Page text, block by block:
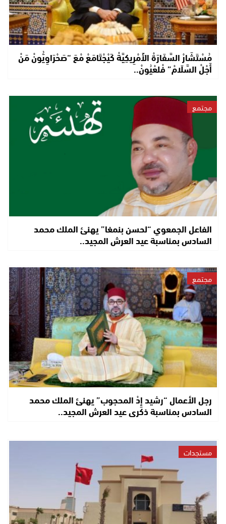
مُسْتَشَارْ السَّفَارَةْ الأَمْرِيكِيَّةْ كَيْجْتَامَعْ مْعَ “صَحْرَاوِيُّونْ مَنْ
أَجْلْ السَّلَامْ” فْلعْيُونْ..
مجتمع
الفاعل الجمعوي “لحسن بنمغا” يهنئ الملك محمد
السادس بمناسبة عيد العرش المجيد..
مجتمع
رجل الأعمال “رشيد إِدْ المحجوب” يهنئ الملك محمد
السادس بمناسبة ذكرى عيد العرش المجيد..
مستجدات